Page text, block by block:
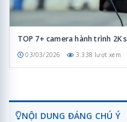
TOP 7+ camera hành trình
03/03/2026 3.338 lượt xem
NỘI DUNG ĐÁNG CHÚ Ý